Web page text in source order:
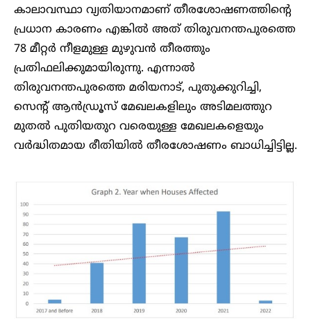
കാലാവസ്ഥാ വ്യതിയാനമാണ് തീരശോഷണത്തിന്റെ
പ്രധാന കാരണം എങ്കിൽ അത് തിരുവനന്തപുരത്തെ
78 മീറ്റർ നീളമുള്ള മുഴുവൻ തീരത്തും
പ്രതിഫലിക്കുമായിരുന്നു. എന്നാൽ
തിരുവനന്തപുരത്തെ മരിയനാട്, പുതുക്കുറിച്ചി,
സെൻ്റ് ആൻഡ്രൂസ് മേഖലകളിലും അടിമലത്തുറ
മുതൽ പുതിയതുറ വരെയുള്ള മേഖലകളെയും
വർദ്ധിതമായ രീതിയിൽ തീരശോഷണം ബാധിച്ചിട്ടില്ല.